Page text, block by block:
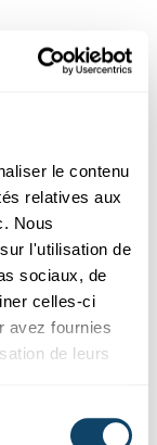
le contenu
relatives aux
Nous
l'utilisation de
sociaux, de
celles-ci
avez fournies
de leurs
avez